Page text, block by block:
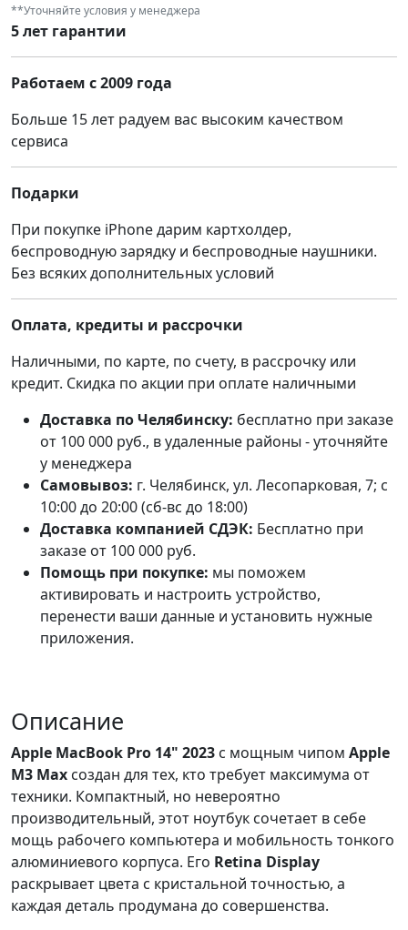
**Уточняйте условия у менеджера
5 лет гарантии
Работаем с 2009 года
Больше 15 лет радуем вас высоким качеством
сервиса
Подарки
При покупке iPhone дарим картхолдер,
беспроводную зарядку и беспроводные наушники.
Без всяких дополнительных условий
Оплата, кредиты и рассрочки
Наличными, по карте, по счету, в рассрочку или
кредит. Скидка по акции при оплате наличными
Доставка по Челябинску: бесплатно при заказе
от 100 000 руб., в удаленные районы - уточняйте
у менеджера
Самовывоз: г. Челябинск, ул. Лесопарковая, 7; с
10:00 до 20:00 (сб-вс до 18:00)
Доставка компанией СДЭК: Бесплатно при
заказе от 100 000 руб.
Помощь при покупке: мы поможем
активировать и настроить устройство,
перенести ваши данные и установить нужные
приложения.
Описание
Apple MacBook Pro 14" 2023 с мощным чипом Apple
M3 Max создан для тех, кто требует максимума от
техники. Компактный, но невероятно
производительный, этот ноутбук сочетает в себе
мощь рабочего компьютера и мобильность тонкого
алюминиевого корпуса. Его Retina Display
раскрывает цвета с кристальной точностью, а
каждая деталь продумана до совершенства.